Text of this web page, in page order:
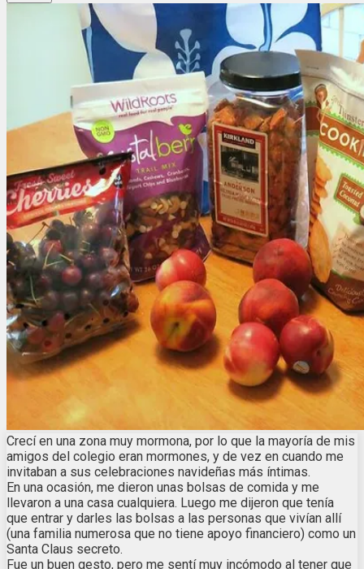
Crecí en una zona muy mormona, por lo que la mayoría de mis
amigos del colegio eran mormones, y de vez en cuando me
invitaban a sus celebraciones navideñas más íntimas.
En una ocasión, me dieron unas bolsas de comida y me
llevaron a una casa cualquiera. Luego me dijeron que tenía
que entrar y darles las bolsas a las personas que vivían allí
(una familia numerosa que no tiene apoyo financiero) como un
Santa Claus secreto.
Fue un buen gesto, pero me sentí muy incómodo al tener que